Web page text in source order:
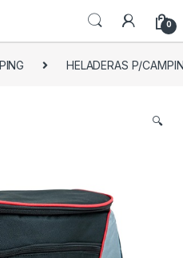
0
HELADERAS P/
🔍